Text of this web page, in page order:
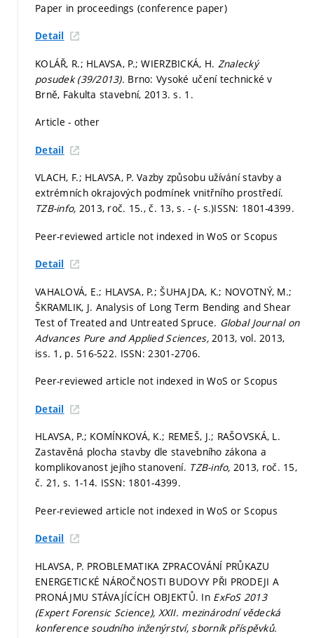
Paper in proceedings (conference paper)
Detail
KOLÁŘ, R.; HLAVSA, P.; WIERZBICKÁ, H. Znalecký
posudek (39/2013). Brno: Vysoké učení technické v
Brně, Fakulta stavební, 2013.s. 1.
Article - other
Detail
VLACH, F.; HLAVSA, P. Vazby způsobu užívání stavby a
extrémních okrajových podmínek vnitřního prostředí.
TZB-info, 2013, roč. 15., č. 13,s. - (- s.)ISSN: 1801-4399.
Peer-reviewed article not indexed in WoS or Scopus
Detail
VAHALOVÁ, E.; HLAVSA, P.; ŠUHAJDA, K.; NOVOTNÝ, M.;
ŠKRAMLIK, J. Analysis of Long Term Bending and Shear
Test of Treated and Untreated Spruce. Global Journal on
Advances Pure and Applied Sciences, 2013, vol. 2013,
iss. 1, p. 516-522. ISSN: 2301-2706.
Peer-reviewed article not indexed in WoS or Scopus
Detail
HLAVSA, P.; KOMÍNKOVÁ, K.; REMEŠ, J.; RAŠOVSKÁ, L.
Zastavěná plocha stavby dle stavebního zákona a
komplikovanost jejího stanovení. TZB-info,2013, roč. 15,
č. 21, s. 1-14. ISSN: 1801-4399.
Peer-reviewed article not indexed in WoS or Scopus
Detail
HLAVSA, P. PROBLEMATIKA ZPRACOVÁNÍ PRŮKAZU
ENERGETICKÉ NÁROČNOSTI BUDOVY PŘI PRODEJI A
PRONÁJMU STÁVAJÍCÍCH OBJEKTŮ. In ExFoS 2013
(Expert Forensic Science), XXII. mezinárodní vědecká
konference soudního inženýrství, sborník příspěvků.